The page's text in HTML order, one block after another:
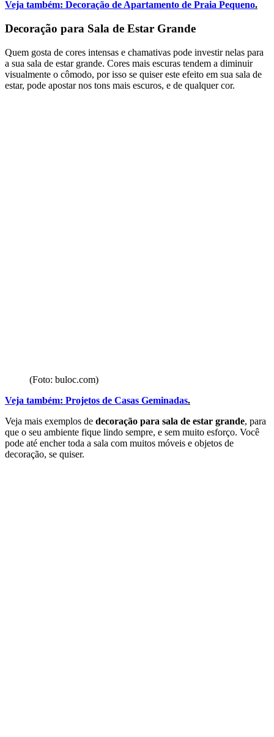
Veja também: Decoração de Apartamento de Praia Pequeno.
Decoração para Sala de Estar Grande
Quem gosta de cores intensas e chamativas pode investir nelas para
a sua sala de estar grande. Cores mais escuras tendem a diminuir
visualmente o cômodo, por isso se quiser este efeito em sua sala de
estar, pode apostar nos tons mais escuros, e de qualquer cor.
(Foto: buloc.com)
Veja também: Projetos de Casas Geminadas.
Veja mais exemplos de decoração para sala de estar grande, para
que o seu ambiente fique lindo sempre, e sem muito esforço. Você
pode até encher toda a sala com muitos móveis e objetos de
decoração, se quiser.